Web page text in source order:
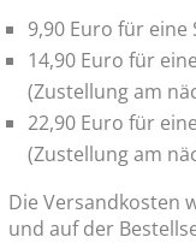
9,90 Euro für
14,90 Euro für
(Zustellung am
22,90 Euro für
(Zustellung am
Die Versandkosten
und auf der